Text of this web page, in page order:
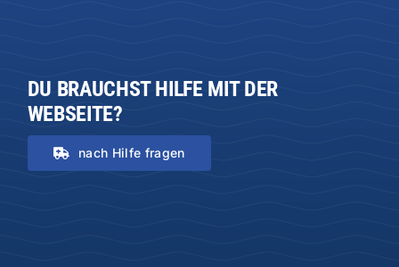
DU BRAUCHST HILFE MIT DER
WEBSEITE?
nach Hilfe fragen